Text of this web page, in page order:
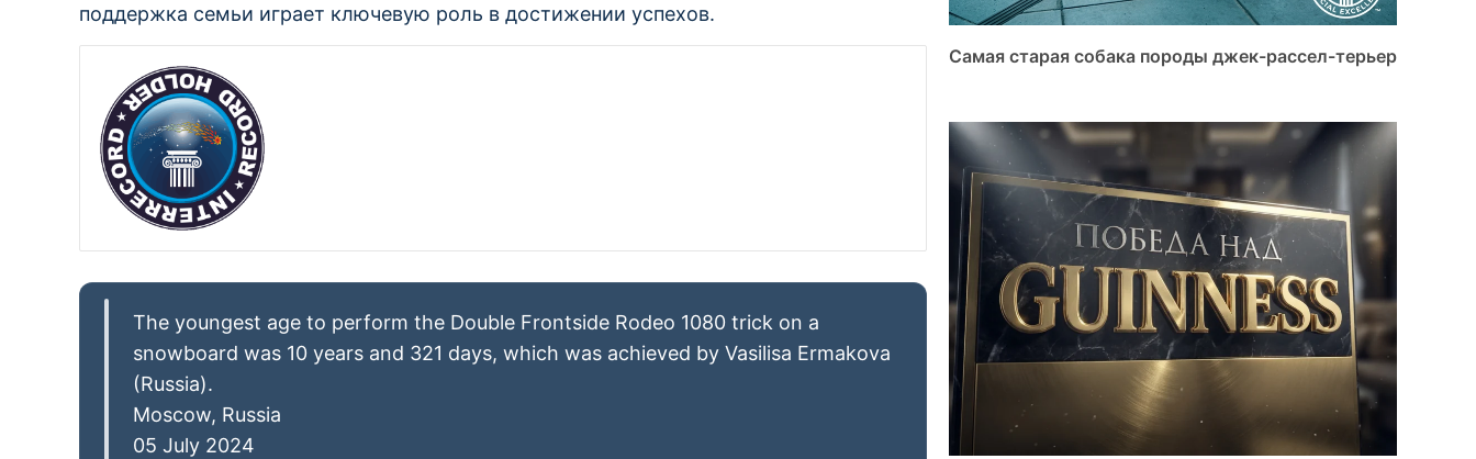
поддержка семьи играет ключевую роль в достижении успехов.
The youngest age to perform the Double Frontside Rodeo 1080 trick on a
snowboard was 10 years and 321 days, which was achieved by Vasilisa Ermakova
(Russia).
Moscow, Russia
05 July 2024
Самая старая собака породы джек-рассел-терьер